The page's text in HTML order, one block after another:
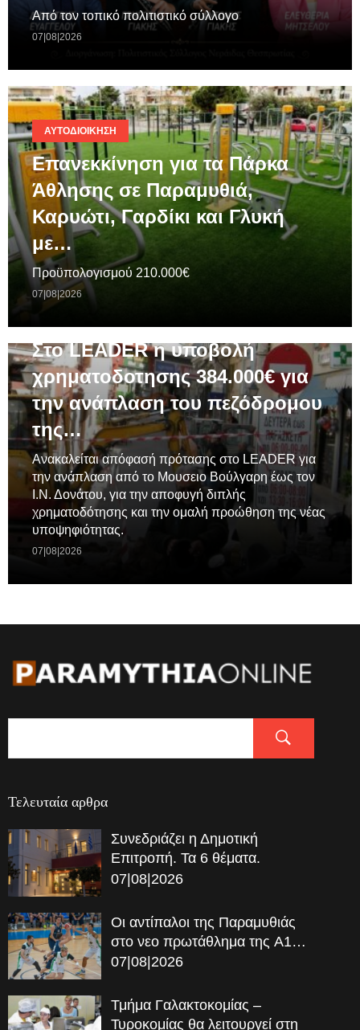
Από τον τοπικό πολιτιστικό σύλλογο
07|08|2026
ΑΥΤΟΔΙΟΊΚΗΣΗ
Επανεκκίνηση για τα Πάρκα
Άθλησης σε Παραμυθιά,
Καρυώτι, Γαρδίκι και Γλυκή
με…
Προϋπολογισμού 210.000€
07|08|2026
Στο LEADER η υποβολή
χρηματοδοτησης 384.000€ για
την ανάπλαση του πεζόδρομου
της…
Ανακαλείται απόφασή πρότασης στο LEADER για
την ανάπλαση από το Μουσειο Βούλγαρη έως τον
Ι.Ν. Δονάτου, για την αποφυγή διπλής
χρηματοδότησης και την ομαλή προώθηση της νέας
υποψηφιότητας.
07|08|2026
Τελευταία αρθρα
Συνεδριάζει η Δημοτική
Επιτροπή. Τα 6 θέματα.
07|08|2026
Οι αντίπαλοι της Παραμυθιάς
στο νεο πρωτάθλημα της A1…
07|08|2026
Τμήμα Γαλακτοκομίας –
Τυροκομίας θα λειτουργεί στη